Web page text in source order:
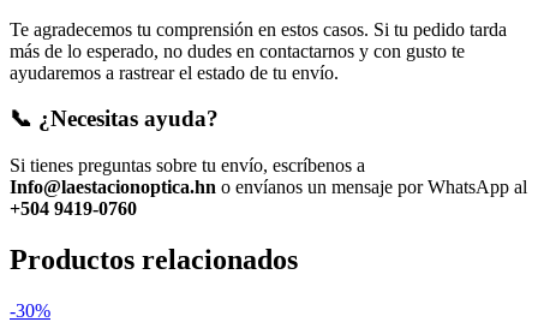
Te agradecemos tu comprensión en estos casos. Si tu pedido tarda
más de lo esperado, no dudes en contactarnos y con gusto te
ayudaremos a rastrear el estado de tu envío.
📞 ¿Necesitas ayuda?
Si tienes preguntas sobre tu envío, escríbenos a
Info@laestacionoptica.hn o envíanos un mensaje por WhatsApp al
+504 9419-0760
Productos relacionados
-30%